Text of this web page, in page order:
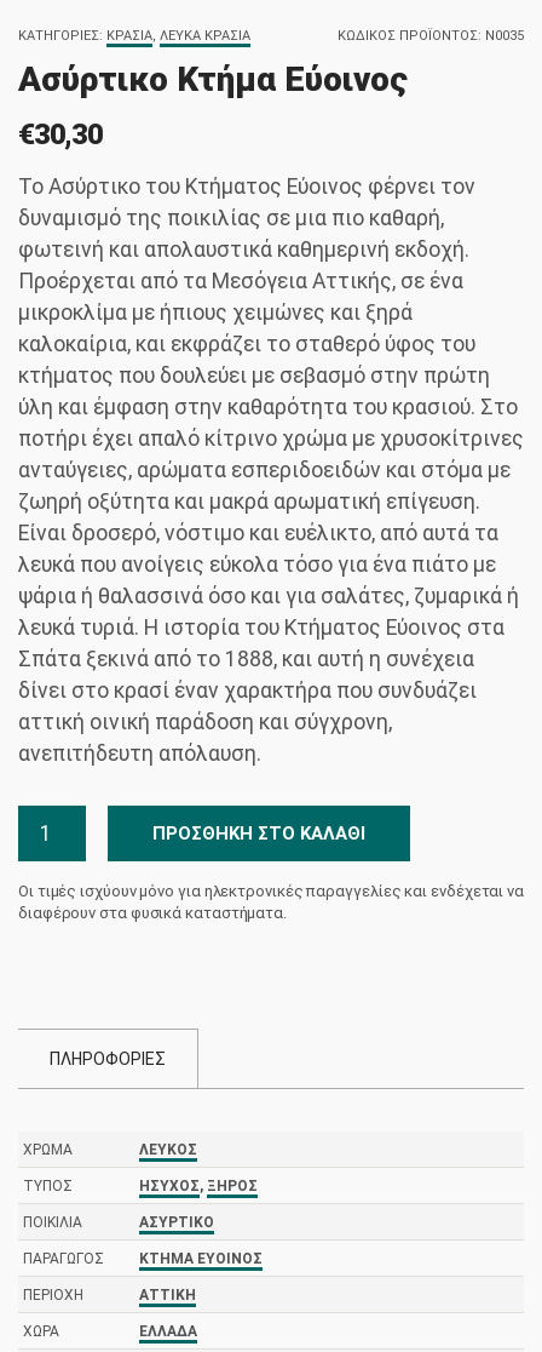
ΚΩΔΙΚΌΣ ΠΡΟΪΌΝΤΟΣ: N0035
ΚΑΤΗΓΟΡΊΕΣ: ΚΡΑΣΙΆ, ΛΕΥΚΆ ΚΡΑΣΙΆ
Ασύρτικο Κτήμα Εύοινος
€30,30
Το Ασύρτικο του Κτήματος Εύοινος φέρνει τον
δυναμισμό της ποικιλίας σε μια πιο καθαρή,
φωτεινή και απολαυστικά καθημερινή εκδοχή.
Προέρχεται από τα Μεσόγεια Αττικής, σε ένα
μικροκλίμα με ήπιους χειμώνες και ξηρά
καλοκαίρια, και εκφράζει το σταθερό ύφος του
κτήματος που δουλεύει με σεβασμό στην πρώτη
ύλη και έμφαση στην καθαρότητα του κρασιού. Στο
ποτήρι έχει απαλό κίτρινο χρώμα με χρυσοκίτρινες
ανταύγειες, αρώματα εσπεριδοειδών και στόμα με
ζωηρή οξύτητα και μακρά αρωματική επίγευση.
Είναι δροσερό, νόστιμο και ευέλικτο, από αυτά τα
λευκά που ανοίγεις εύκολα τόσο για ένα πιάτο με
ψάρια ή θαλασσινά όσο και για σαλάτες, ζυμαρικά ή
λευκά τυριά. Η ιστορία του Κτήματος Εύοινος στα
Σπάτα ξεκινά από το 1888, και αυτή η συνέχεια
δίνει στο κρασί έναν χαρακτήρα που συνδυάζει
αττική οινική παράδοση και σύγχρονη,
ανεπιτήδευτη απόλαυση.
Ασύρτικο
Εύοινος
ποσότητα
ΠΡΟΣΘΉΚΗ ΣΤΟ ΚΑΛΆΘΙ
Οι τιμές ισχύουν μόνο για ηλεκτρονικές παραγγελίες και ενδέχεται να
διαφέρουν στα φυσικά καταστήματα.
ΠΛΗΡΟΦΟΡΙΕΣ
ΧΡΏΜΑ ΛΕΥΚΌΣ
ΤΎΠΟΣ ΉΣΥΧΟΣ, ΞΗΡΌΣ
ΠΟΙΚΙΛΊΑ ΑΣΎΡΤΙΚΟ
ΠΑΡΑΓΩΓΌΣ ΚΤΉΜΑ ΕΎΟΙΝΟΣ
ΠΕΡΙΟΧΉ ΑΤΤΙΚΉ
ΧΏΡΑ ΕΛΛΆΔΑ